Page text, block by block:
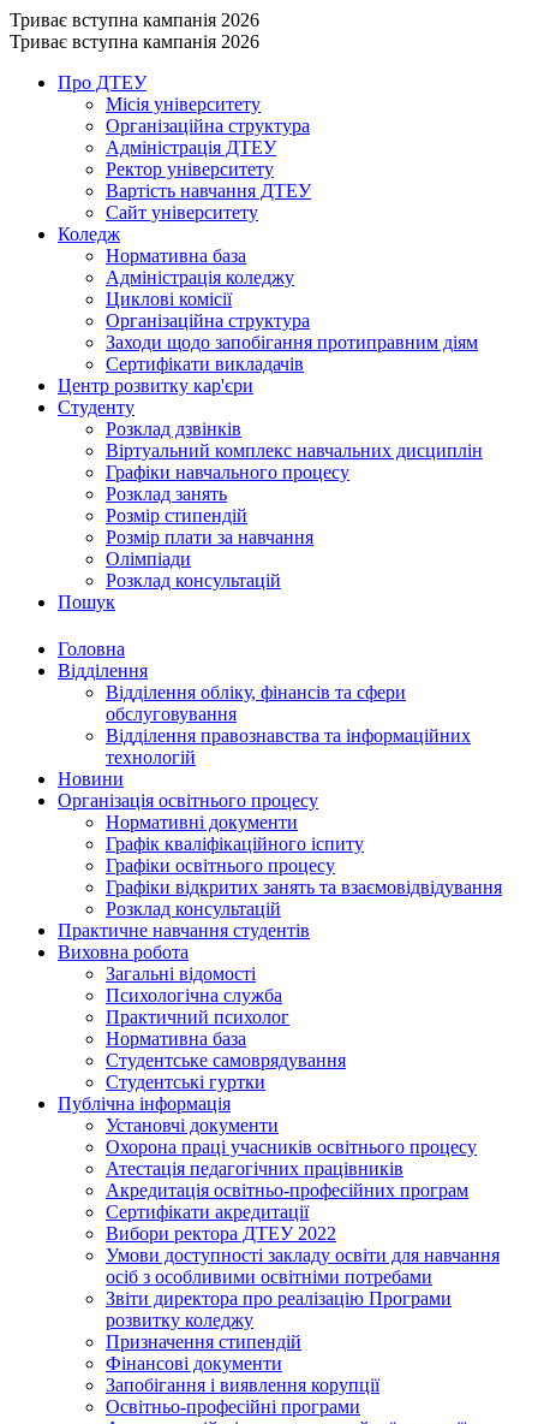
Триває вступна кампанія 2026
Триває вступна кампанія 2026
Про ДТЕУ
Місія університету
Організаційна структура
Адміністрація ДТЕУ
Ректор університету
Вартість навчання ДТЕУ
Сайт університету
Коледж
Нормативна база
Адміністрація коледжу
Циклові комісії
Організаційна структура
Заходи щодо запобігання протиправним діям
Сертифікати викладачів
Центр розвитку кар'єри
Студенту
Розклад дзвінків
Віртуальний комплекс навчальних дисциплін
Графіки навчального процесу
Розклад занять
Розмір стипендій
Розмір плати за навчання
Олімпіади
Розклад консультацій
Пошук
Головна
Відділення
Відділення обліку, фінансів та сфери
обслуговування
Відділення правознавства та інформаційних
технологій
Новини
Організація освітнього процесу
Нормативні документи
Графік кваліфікаційного іспиту
Графіки освітнього процесу
Графіки відкритих занять та взаємовідвідування
Розклад консультацій
Практичне навчання студентів
Виховна робота
Загальні відомості
Психологічна служба
Практичний психолог
Нормативна база
Студентське самоврядування
Студентські гуртки
Публічна інформація
Установчі документи
Охорона праці учасників освітнього процесу
Атестація педагогічних працівників
Акредитація освітньо-професійних програм
Сертифікати акредитації
Вибори ректора ДТЕУ 2022
Умови доступності закладу освіти для навчання
осіб з особливими освітніми потребами
Звіти директора про реалізацію Програми
розвитку коледжу
Призначення стипендій
Фінансові документи
Запобігання і виявлення корупції
Освітньо-професійні програми